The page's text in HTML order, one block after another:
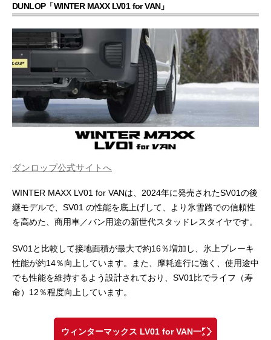
DUNLOP「WINTER MAXX LV01 for VAN」
ダンロップ公式サイトへ
WINTER MAXX LV01 for VANは、2024年に発売されたSV01の後
継モデルで、SV01 の性能を底上げして、より氷雪路での信頼性
を高めた、商用車／バン用途の新世代スタッドレスタイヤです。
SV01と比較して接地面積が最大で約16％増加し、氷上ブレーキ
性能が約14％向上しています。また、摩耗進行に強く、使用途中
でも性能を維持するよう設計されており、SV01比でライフ（寿
命）12％程度向上しています。
ウィンターマックス LV01 for VAN一覧